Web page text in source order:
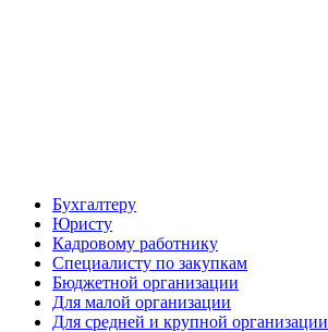
Бухгалтеру
Юристу
Кадровому работнику
Специалисту по закупкам
Бюджетной организации
Для малой организации
Для средней и крупной организации